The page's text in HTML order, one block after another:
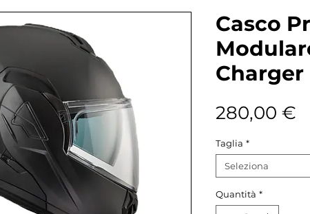
Casco
Charger
280,00 €
Taglia *
Seleziona
Quantità *